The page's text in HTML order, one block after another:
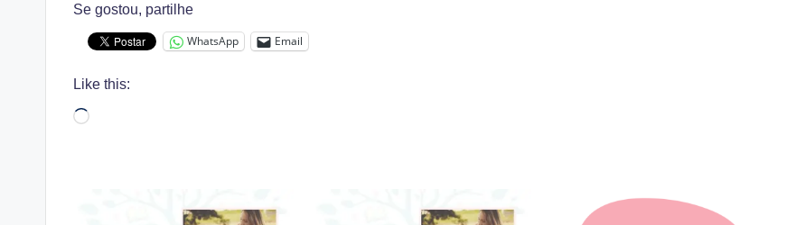
Se gostou, partilhe
WhatsApp Email
Like this:
Loading…